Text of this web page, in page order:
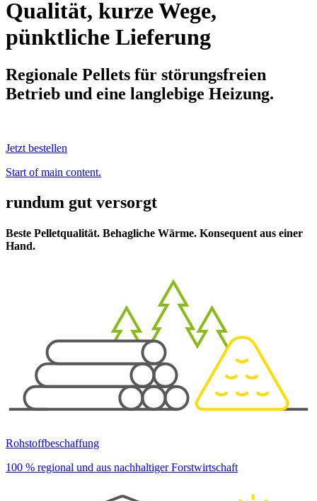
Qualität, kurze Wege,
pünktliche Lieferung
Regionale Pellets für störungsfreien
Betrieb und eine langlebige Heizung.
Jetzt bestellen
Start of main content.
rundum gut versorgt
Beste Pelletqualität. Behagliche Wärme. Konsequent aus einer
Hand.
Rohstoffbeschaffung
100 % regional und aus nachhaltiger Forstwirtschaft